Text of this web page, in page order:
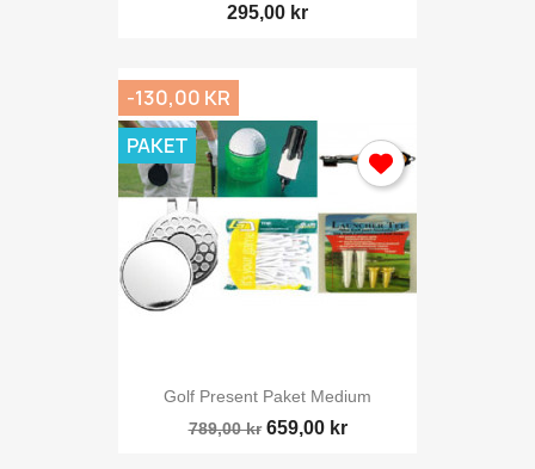
295,00 kr
Golf Present Paket Medium
789,00 kr 659,00 kr
-130,00 KR
PAKET